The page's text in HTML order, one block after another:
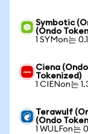
Symbotic
(Ondo
1 SYMon는
Ciena
Tokenized)
1 CIENon는
Terawulf
(Ondo
1 WULFon는